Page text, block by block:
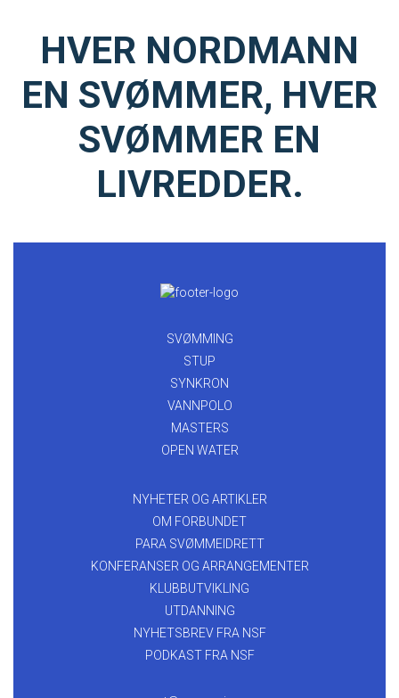
HVER NORDMANN
EN SVØMMER, HVER
SVØMMER EN
LIVREDDER.
SVØMMING
STUP
SYNKRON
VANNPOLO
MASTERS
OPEN WATER
NYHETER OG ARTIKLER
OM FORBUNDET
PARA SVØMMEIDRETT
KONFERANSER OG ARRANGEMENTER
KLUBBUTVIKLING
UTDANNING
NYHETSBREV FRA NSF
PODKAST FRA NSF